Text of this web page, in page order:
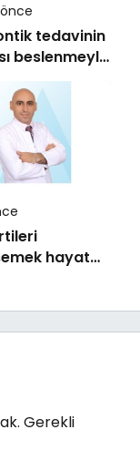
tedavinin
beslenmeyle
hayat
Gerekli